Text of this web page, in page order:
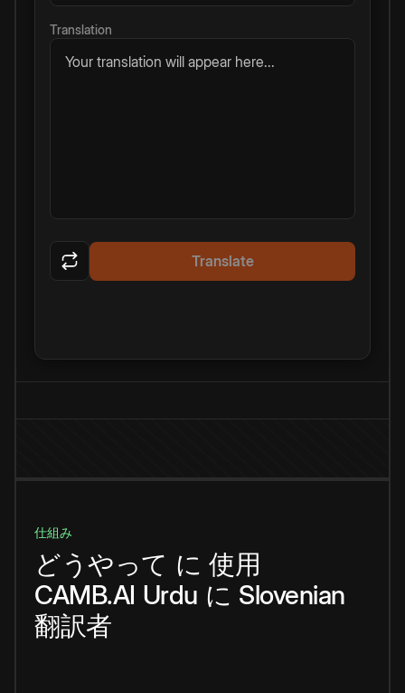
Translation
Your translation will appear here...
Translate
仕組み
どうやって に 使用
CAMB.AI Urdu に Slovenian
翻訳者